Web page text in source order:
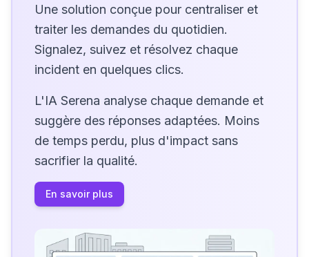
Une solution conçue pour centraliser et
traiter les demandes du quotidien.
Signalez, suivez et résolvez chaque
incident en quelques clics.
L'IA Serena analyse chaque demande et
suggère des réponses adaptées. Moins
de temps perdu, plus d'impact sans
sacrifier la qualité.
En savoir plus